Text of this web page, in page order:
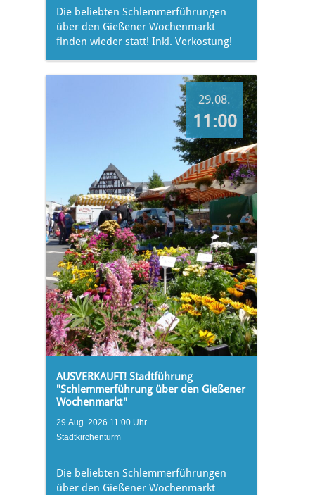
Die beliebten Schlemmerführungen
über den Gießener Wochenmarkt
finden wieder statt! Inkl. Verkostung!
29.08.
11:00
AUSVERKAUFT! Stadtführung
"Schlemmerführung über den Gießener
Wochenmarkt"
29.Aug..2026 11:00 Uhr
Stadtkirchenturm
Die beliebten Schlemmerführungen
über den Gießener Wochenmarkt